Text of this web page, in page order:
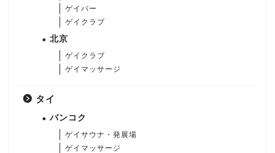
ゲイバー
ゲイクラブ
北京
ゲイクラブ
ゲイマッサージ
タイ
バンコク
ゲイサウナ・発展場
ゲイマッサージ